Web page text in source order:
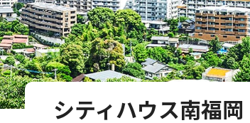
シティハウス南福岡